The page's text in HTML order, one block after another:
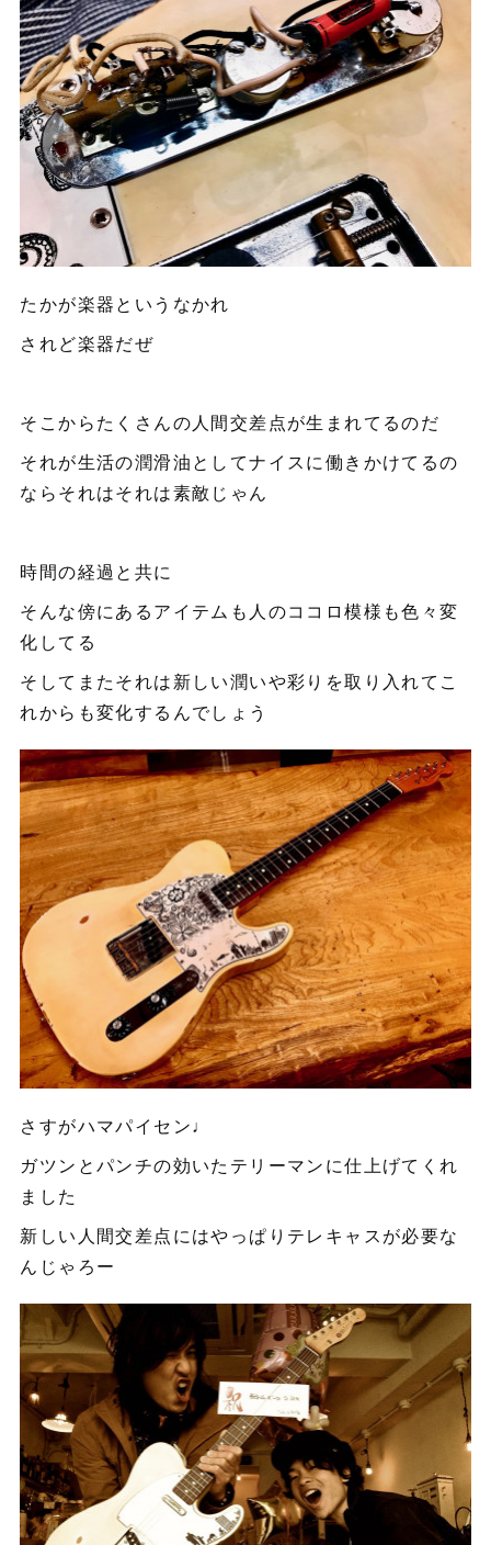
たかが楽器というなかれ
されど楽器だぜ
そこからたくさんの人間交差点が生まれてるのだ
それが生活の潤滑油としてナイスに働きかけてるの
ならそれはそれは素敵じゃん
時間の経過と共に
そんな傍にあるアイテムも人のココロ模様も色々変
化してる
そしてまたそれは新しい潤いや彩りを取り入れてこ
れからも変化するんでしょう
さすがハマパイセン♩
ガツンとパンチの効いたテリーマンに仕上げてくれ
ました
新しい人間交差点にはやっぱりテレキャスが必要な
んじゃろー